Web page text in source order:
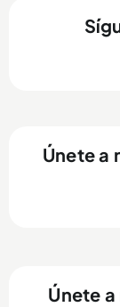
Únete a
Únete